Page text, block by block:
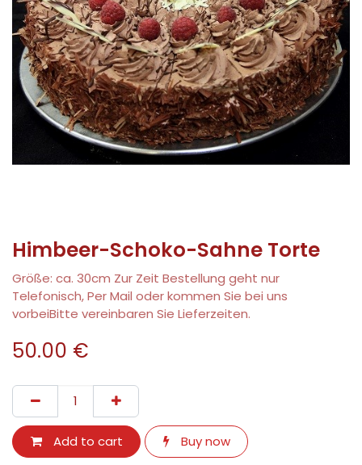
Himbeer-Schoko-Sahne Torte
Größe: ca. 30cm Zur Zeit Bestellung geht nur
Telefonisch, Per Mail oder kommen Sie bei uns
vorbeiBitte vereinbaren Sie Lieferzeiten.
50.00 €
Add to cart Buy now